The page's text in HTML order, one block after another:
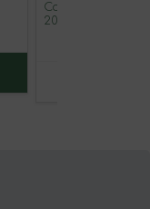
Catena Zapata
2022 37,5cl